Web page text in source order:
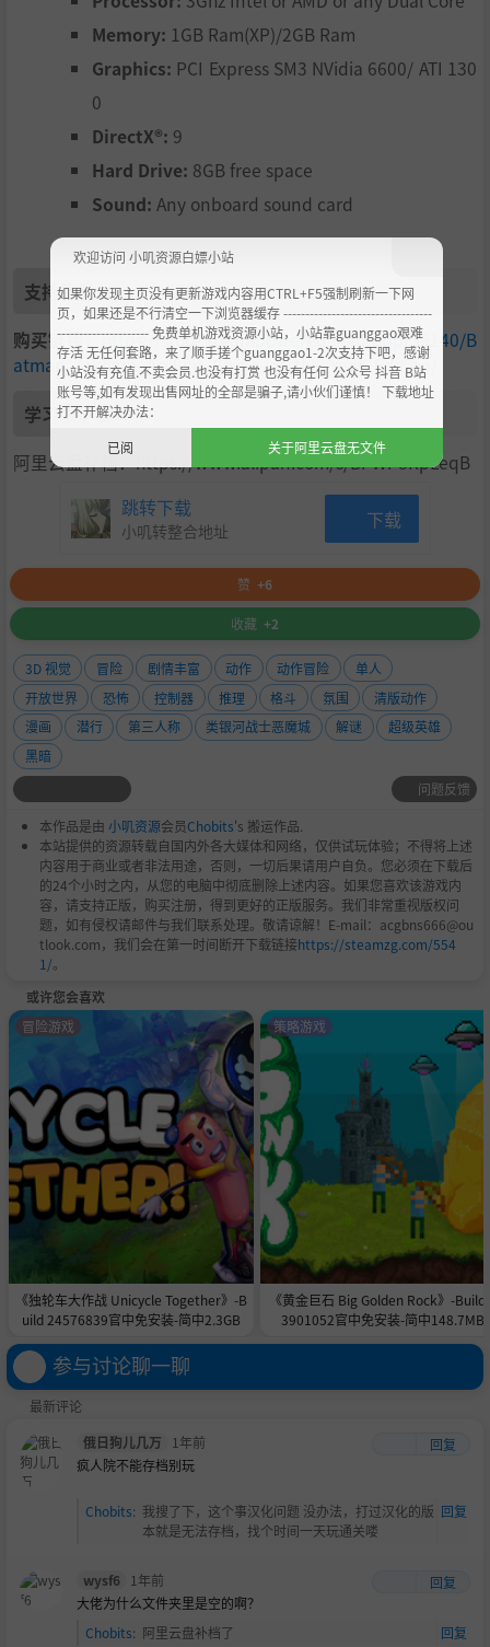
Memory: 1GB Ram(XP)/2GB Ram
Graphics: PCI Express SM3 NVidia 6600/ ATI 130
0
DirectX®: 9
Hard Drive: 8GB free space
Sound: Any onboard sound card
支持作者
购买链接：https://store.steampowered.com/app/35140/B
atman_Arkham_Asylum_Game_of_the_Year_Edition/
学习版下载
阿里云盘补档：https://www.alipan.com/s/BPWP8RpLeqB
跳转下载
小叽转整合地址 下载
赞 +6
收藏 +2
3D 视觉 冒险 剧情丰富 动作 动作冒险
单人
开放世界
恐怖 控制器 推理 格斗 氛围
清版动作
漫画
潜行 第三人称 类银河战士恶魔城 解谜
超级英雄
黑暗
问题反馈
本作品是由 小叽资源会员Chobits's 搬运作品.
本站提供的资源转载自国内外各大媒体和网络，仅供试玩体验；不得将上述
内容用于商业或者非法用途，否则，一切后果请用户自负。您必须在下载后
的24个小时之内，从您的电脑中彻底删除上述内容。如果您喜欢该游戏内
容，请支持正版，购买注册，得到更好的正版服务。我们非常重视版权问
题，如有侵权请邮件与我们联系处理。敬请谅解！E-mail：acgbns666@ou
tlook.com，我们会在第一时间断开下载链接https://steamzg.com/554
1/。
或许您会喜欢
《独轮车大作战 Unicycle Together》-B
uild 24576839官中免安装-简中2.3GB
冒险游戏
《黄金巨石 Big Golden Rock》-Build
3901052官中免安装-简中148.7MB
策略游戏
参与讨论聊一聊
最新评论
俄日狗儿几万
1年前
回复
疯人院不能存档别玩
Chobits: 我搜了下，这个事汉化问题 没办法，打过汉化的版
本就是无法存档，找个时间一天玩通关喽
回复
wysf6 1年前
回复
大佬为什么文件夹里是空的啊？
Chobits: 阿里云盘补档了 回复
欢迎访问 小叽资源白嫖小站
如果你发现主页没有更新游戏内容用CTRL+F5强制刷新一下网
页，如果还是不行清空一下浏览器缓存 ----------------------------------
--------------------- 免费单机游戏资源小站，小站靠guanggao艰难
存活 无任何套路，来了顺手搓个guanggao1-2次支持下吧，感谢
小站没有充值.不卖会员.也没有打赏 也没有任何 公众号 抖音 B站
账号等,如有发现出售网址的全部是骗子,请小伙们谨慎！ 下载地址
打不开解决办法：
已阅
关于阿里云盘无文件